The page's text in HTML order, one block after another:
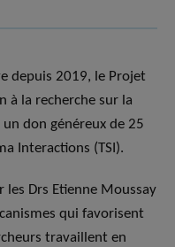
depuis 2019, le Projet
à la recherche sur la
don généreux de 25
Interactions (TSI).
les Drs Etienne Moussay
qui favorisent
travaillent en